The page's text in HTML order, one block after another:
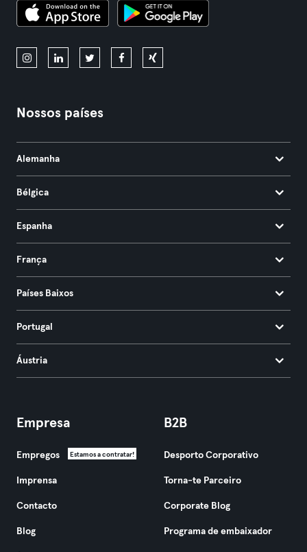
Nossos países
Alemanha
Bélgica
Espanha
França
Países Baixos
Portugal
Áustria
Empresa
Empregos Estamos a contratar!
Imprensa
Contacto
Blog
B2B
Desporto Corporativo
Torna-te Parceiro
Corporate Blog
Programa de embaixador